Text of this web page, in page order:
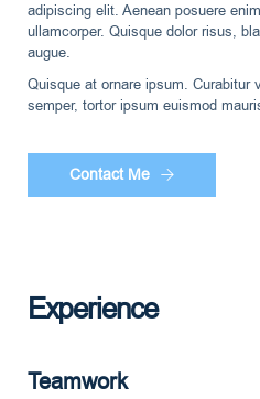
adipiscing elit. Aenean posuere
ullamcorper. Quisque dolor risus,
augue.
Quisque at ornare ipsum. Curabitur
semper, tortor ipsum euismod
Contact Me
Experience
Teamwork